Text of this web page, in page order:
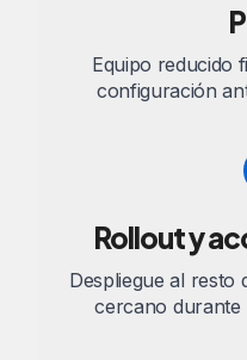
Equipo reducido
configuración
Rollout y
Despliegue al resto
cercano durante